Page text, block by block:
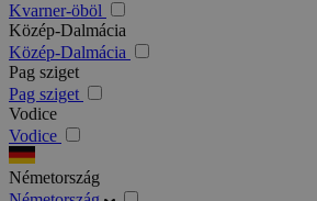
Kvarner-öböl
Közép-Dalmácia
Közép-Dalmácia
Pag sziget
Pag sziget
Vodice
Vodice
Németország